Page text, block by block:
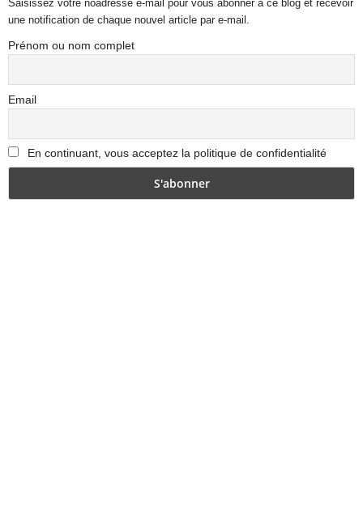
Saisissez votre noadresse e-mail pour vous abonner à ce blog et recevoir
une notification de chaque nouvel article par e-mail.
Prénom ou nom complet
Email
En continuant, vous acceptez la politique de confidentialité